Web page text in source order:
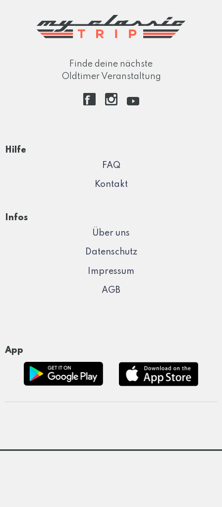
Finde deine nächste
Oldtimer Veranstaltung
Hilfe
FAQ
Kontakt
Infos
Über uns
Datenschutz
Impressum
AGB
App